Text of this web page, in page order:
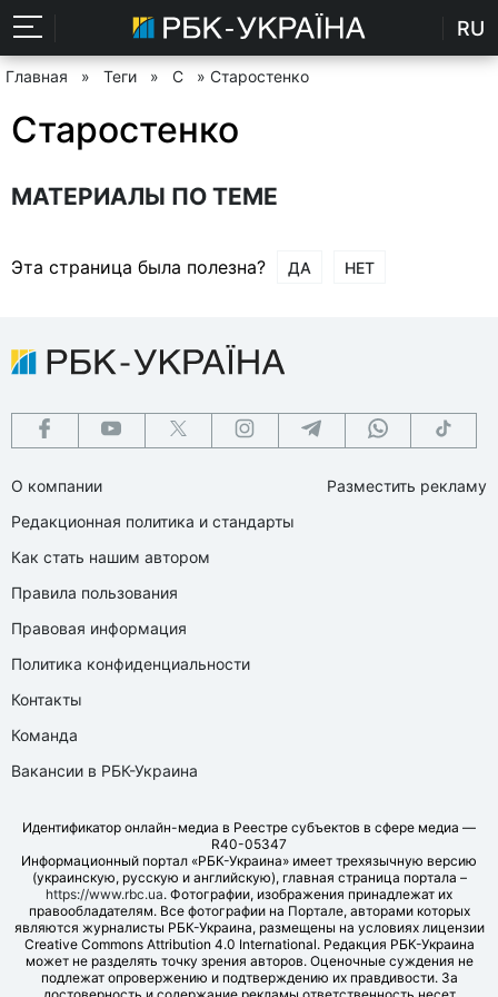
RU
Главная » Теги » С » Старостенко
Старостенко
МАТЕРИАЛЫ ПО ТЕМЕ
Эта страница была полезна? ДА НЕТ
О компании
Редакционная политика и стандарты
Как стать нашим автором
Правила пользования
Правовая информация
Политика конфиденциальности
Контакты
Команда
Вакансии в РБК-Украина
Разместить рекламу
Идентификатор онлайн-медиа в Реестре субъектов в сфере медиа —
R40-05347
Информационный портал «РБК-Украина» имеет трехязычную версию
(украинскую, русскую и английскую), главная страница портала –
https://www.rbc.ua. Фотографии, изображения принадлежат их
правообладателям. Все фотографии на Портале, авторами которых
являются журналисты РБК-Украина, размещены на условиях лицензии
Creative Commons Attribution 4.0 International. Редакция РБК-Украина
может не разделять точку зрения авторов. Оценочные суждения не
подлежат опровержению и подтверждению их правдивости. За